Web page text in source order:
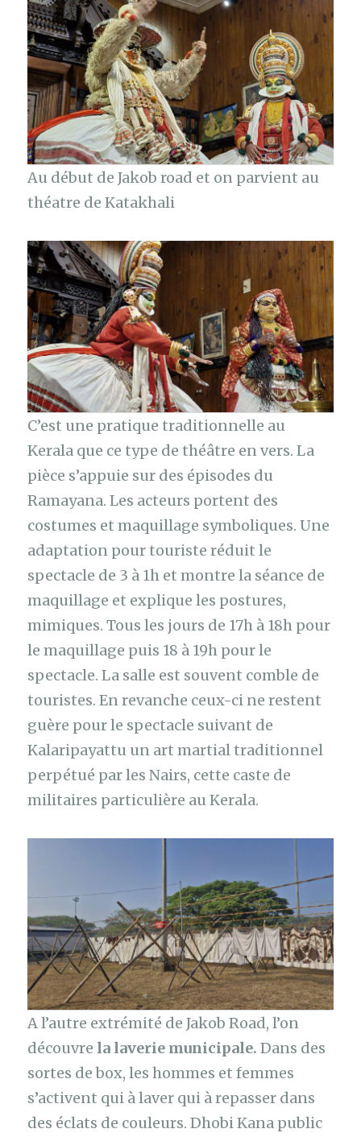
Au début de Jakob road et on parvient au
théatre de Katakhali
C’est une pratique traditionnelle au
Kerala que ce type de théâtre en vers. La
pièce s’appuie sur des épisodes du
Ramayana. Les acteurs portent des
costumes et maquillage symboliques. Une
adaptation pour touriste réduit le
spectacle de 3 à 1h et montre la séance de
maquillage et explique les postures,
mimiques. Tous les jours de 17h à 18h pour
le maquillage puis 18 à 19h pour le
spectacle. La salle est souvent comble de
touristes. En revanche ceux-ci ne restent
guère pour le spectacle suivant de
Kalaripayattu un art martial traditionnel
perpétué par les Nairs, cette caste de
militaires particulière au Kerala.
A l’autre extrémité de Jakob Road, l’on
découvre la laverie municipale.Dans des
sortes de box, les hommes et femmes
s’activent qui à laver qui à repasser dans
des éclats de couleurs. Dhobi Kana public